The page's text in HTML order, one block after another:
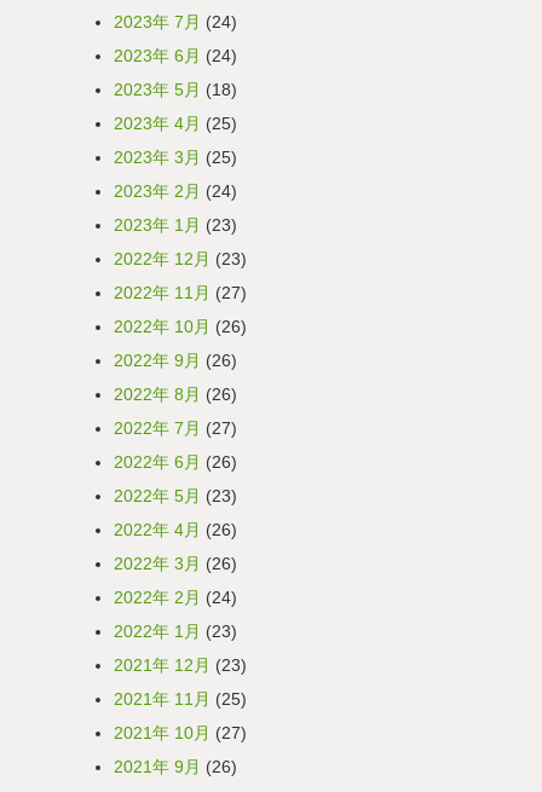
2023年 7月 (24)
2023年 6月 (24)
2023年 5月 (18)
2023年 4月 (25)
2023年 3月 (25)
2023年 2月 (24)
2023年 1月 (23)
2022年 12月 (23)
2022年 11月 (27)
2022年 10月 (26)
2022年 9月 (26)
2022年 8月 (26)
2022年 7月 (27)
2022年 6月 (26)
2022年 5月 (23)
2022年 4月 (26)
2022年 3月 (26)
2022年 2月 (24)
2022年 1月 (23)
2021年 12月 (23)
2021年 11月 (25)
2021年 10月 (27)
2021年 9月 (26)